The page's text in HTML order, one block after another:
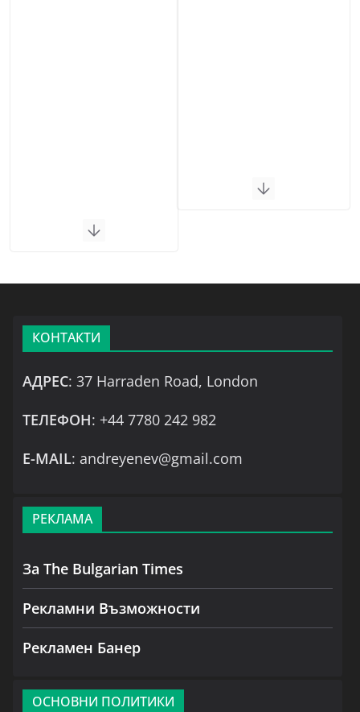
КОНТАКТИ
АДРЕС: 37 Harraden Road, London
ТЕЛЕФОН: +44 7780 242 982
Е-MAIL: andreyenev@gmail.com
РЕКЛАМА
За The Bulgarian Times
Рекламни Възможности
Рекламен Банер
ОСНОВНИ ПОЛИТИКИ